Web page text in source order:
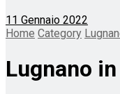
11 Gennaio 2022
Home Category
Lugnano